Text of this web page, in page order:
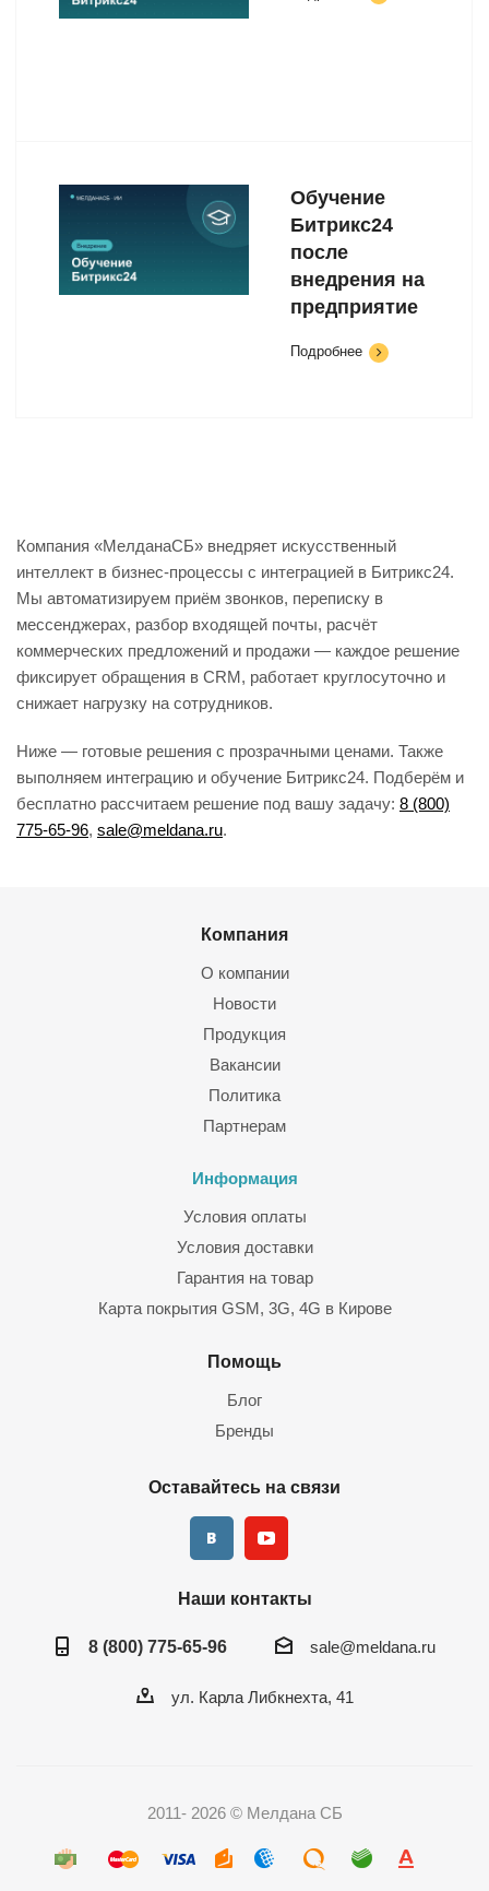
Обучение
Битрикс24
после
внедрения на
предприятие
Подробнее
Компания «МелданаСБ» внедряет искусственный
интеллект в бизнес-процессы с интеграцией в Битрикс24.
Мы автоматизируем приём звонков, переписку в
мессенджерах, разбор входящей почты, расчёт
коммерческих предложений и продажи — каждое решение
фиксирует обращения в CRM, работает круглосуточно и
снижает нагрузку на сотрудников.
Ниже — готовые решения с прозрачными ценами. Также
выполняем интеграцию и обучение Битрикс24. Подберём и
бесплатно рассчитаем решение под вашу задачу: 8 (800)
775-65-96, sale@meldana.ru.
Компания
О компании
Новости
Продукция
Вакансии
Политика
Партнерам
Информация
Условия оплаты
Условия доставки
Гарантия на товар
Карта покрытия GSM, 3G, 4G в Кирове
Помощь
Блог
Бренды
Оставайтесь на связи
Наши контакты
8 (800) 775-65-96 sale@meldana.ru
ул. Карла Либкнехта, 41
2011- 2026 © Мелдана СБ